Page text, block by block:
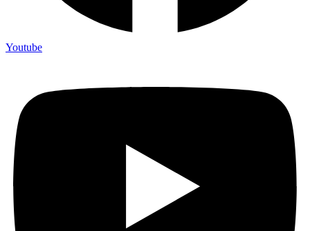
Youtube